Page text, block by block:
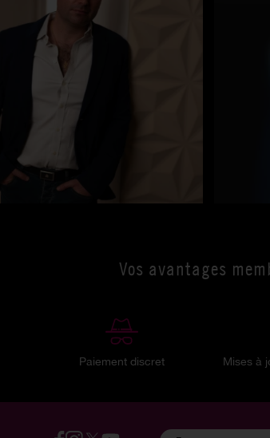
Vos avantages
Paiement discret Mises à